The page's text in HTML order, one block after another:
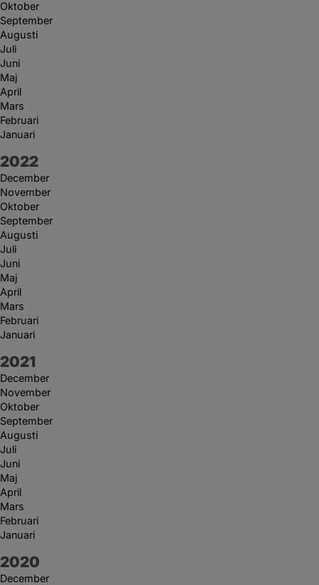
Oktober
September
Augusti
Juli
Juni
Maj
April
Mars
Februari
Januari
År:
2022
December
November
Oktober
September
Augusti
Juli
Juni
Maj
April
Mars
Februari
Januari
År:
2021
December
November
Oktober
September
Augusti
Juli
Juni
Maj
April
Mars
Februari
Januari
År:
2020
December